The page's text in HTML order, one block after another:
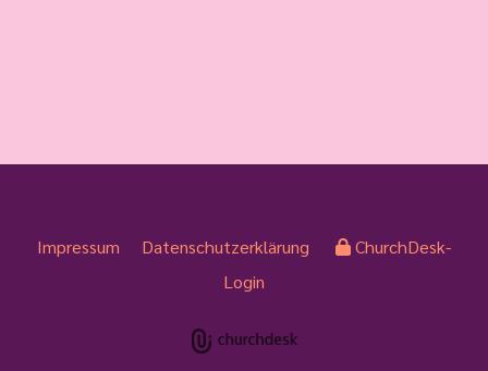
Impressum Datenschutzerklärung
ChurchDesk-
Login